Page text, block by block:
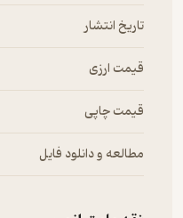
‌درباره‌ی آگاتا کریستی
تاریخ انتشار
قیمت ارزی
قیمت چاپی
مطالعه و دانلود فایل